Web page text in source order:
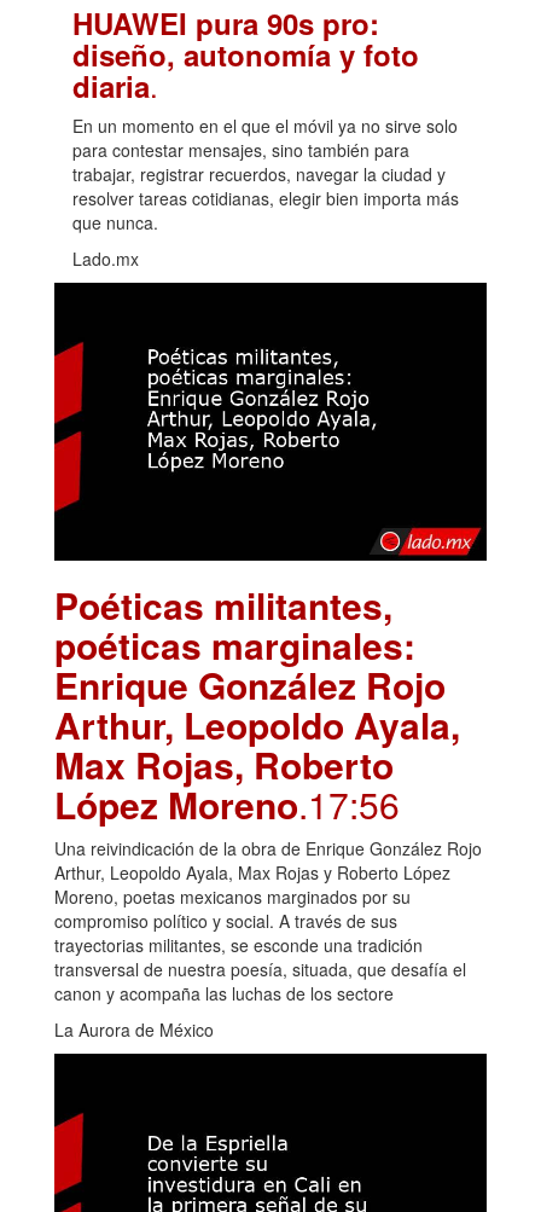
HUAWEI pura 90s pro:
diseño, autonomía y foto
diaria.
En un momento en el que el móvil ya no sirve solo
para contestar mensajes, sino también para
trabajar, registrar recuerdos, navegar la ciudad y
resolver tareas cotidianas, elegir bien importa más
que nunca.
Lado.mx
Poéticas militantes,
poéticas marginales:
Enrique González Rojo
Arthur, Leopoldo Ayala,
Max Rojas, Roberto
López Moreno.17:56
Una reivindicación de la obra de Enrique González Rojo
Arthur, Leopoldo Ayala, Max Rojas y Roberto López
Moreno, poetas mexicanos marginados por su
compromiso político y social. A través de sus
trayectorias militantes, se esconde una tradición
transversal de nuestra poesía, situada, que desafía el
canon y acompaña las luchas de los sectore
La Aurora de México